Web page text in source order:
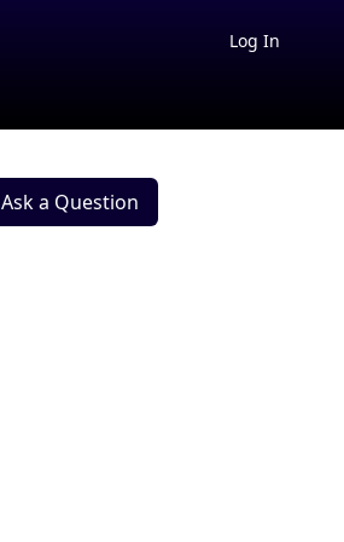
Log In
Ask a Question